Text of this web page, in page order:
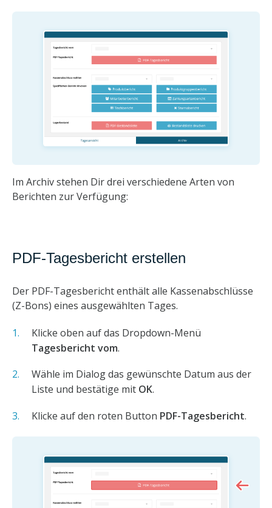
Im Archiv stehen Dir drei verschiedene Arten von
Berichten zur Verfügung:
PDF-Tagesbericht erstellen
Der PDF-Tagesbericht enthält alle Kassenabschlüsse
(Z-Bons) eines ausgewählten Tages.
Klicke oben auf das Dropdown-Menü
Tagesbericht vom.
Wähle im Dialog das gewünschte Datum aus der
Liste und bestätige mit OK.
Klicke auf den roten Button PDF-Tagesbericht.